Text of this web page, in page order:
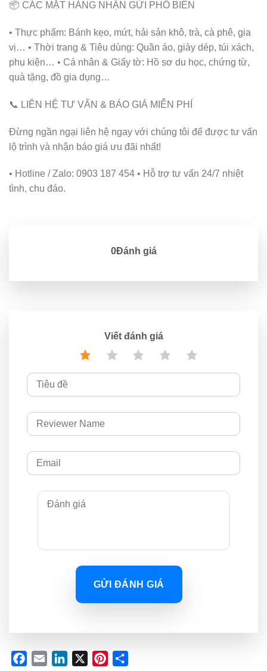
📦 CÁC MẶT HÀNG NHẬN GỬI PHỔ BIẾN
• Thực phẩm: Bánh kẹo, mứt, hải sản khô, trà, cà phê, gia
vị… • Thời trang & Tiêu dùng: Quần áo, giày dép, túi xách,
phụ kiện… • Cá nhân & Giấy tờ: Hồ sơ du học, chứng từ,
quà tặng, đồ gia dụng…
📞 LIÊN HỆ TƯ VẤN & BÁO GIÁ MIỄN PHÍ
Đừng ngần ngại liên hệ ngay với chúng tôi để được tư vấn
lộ trình và nhận báo giá ưu đãi nhất!
• Hotline / Zalo: 0903 187 454 • Hỗ trợ tư vấn 24/7 nhiệt
tình, chu đáo.
0Đánh giá
Viết đánh giá
GỬI ĐÁNH GIÁ
Facebook
Email LinkedIn Pinterest